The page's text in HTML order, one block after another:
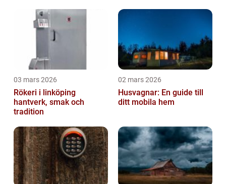
03 mars 2026
Rökeri i linköping
hantverk, smak och
tradition
02 mars 2026
Husvagnar: En guide till
ditt mobila hem